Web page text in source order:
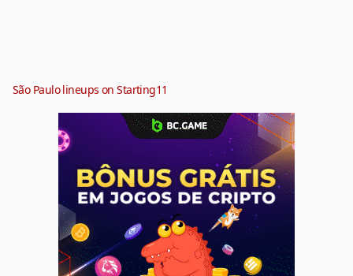
São Paulo lineups on Starting11